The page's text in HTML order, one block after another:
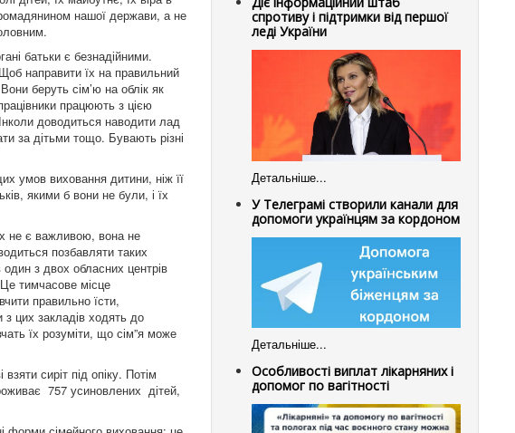
нашої держави, а не
батьки є безнадійними.
направити їх на правильний
беруть сім’ю на облік як
працюють з цією
доводиться наводити лад
за дітьми тощо. Бувають різні
умов виховання дитини, ніж її
якими б вони не були, і їх
не є важливою, вона не
позбавляти таких
один з двох обласних центрів
Це тимчасове місце
правильно їсти,
цих закладів ходять до
їх розуміти, що сім”я може
сиріт під опіку. Потім
757 усиновлених дітей,
спротиву і підтримки від першої
леді України
Детальніше...
У Телеграмі створили канали для
допомоги українцям за кордоном
Детальніше...
Особливості виплат лікарняних і
допомог по вагітності